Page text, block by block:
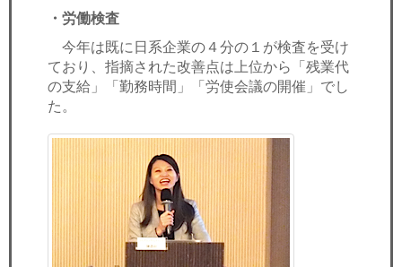
・労働検査
今年は既に日系企業の４分の１が検査を受け
ており、指摘された改善点は上位から「残業代
の支給」「勤務時間」「労使会議の開催」でし
た。